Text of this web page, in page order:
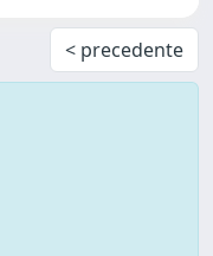
< precedente